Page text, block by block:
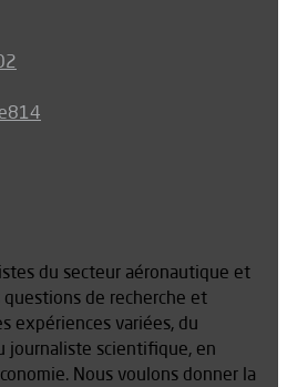
814
du secteur aéronautique et
questions de recherche et
expériences variées, du
journaliste scientifique, en
Nous voulons donner la